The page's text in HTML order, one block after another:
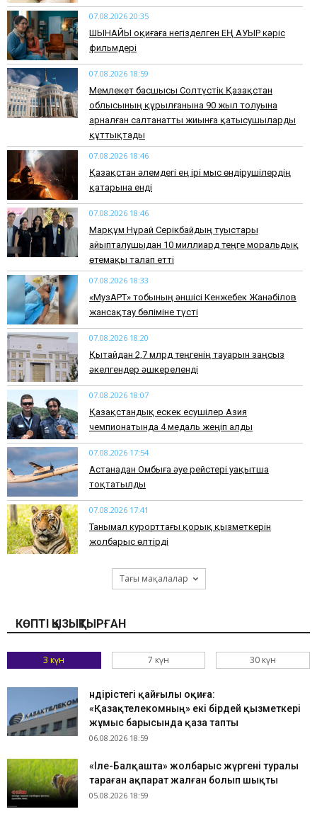
07.08.2026 20:35
​ШЫНАЙЫ оқиғаға негізделген ЕҢ АУЫР кәріс
фильмдері
07.08.2026 18:59
Мемлекет басшысы Солтүстік Қазақстан
облысының құрылғанына 90 жыл толуына
арналған салтанатты жиынға қатысушыларды
құттықтады
07.08.2026 18:46
Қазақстан әлемдегі ең ірі мыс өндірушілердің
қатарына енді
07.08.2026 18:46
Марқұм Нұрай Серікбайдың туыстары
айыпталушыдан 10 миллиард теңге моральдық
өтемақы талап етті
07.08.2026 18:33
«МузАРТ» тобының әншісі Кенжебек Жанәбілов
жансақтау бөліміне түсті
07.08.2026 18:20
Қытайдан 2,7 млрд теңгенің тауарын заңсыз
әкелгендер әшкереленді
07.08.2026 18:07
Қазақстандық ескек есушілер Азия
чемпионатында 4 медаль жеңіп алды
07.08.2026 17:54
Астанадан Омбыға әуе рейстері уақытша
тоқтатылды
07.08.2026 17:41
​Танымал курорттағы қорық қызметкерін
жолбарыс өлтірді
Тағы мақалалар
КӨПТІ ҚЫЗЫҚТЫРҒАН
3 күн 7 күн 30 күн
Өндірістегі қайғылы оқиға:
«Қазақтелекомның» екі бірдей қызметкері
жұмыс барысында қаза тапты
06.08.2026 18:59
«Іле-Балқашта» жолбарыс жүргені туралы
тараған ақпарат жалған болып шықты
05.08.2026 18:59